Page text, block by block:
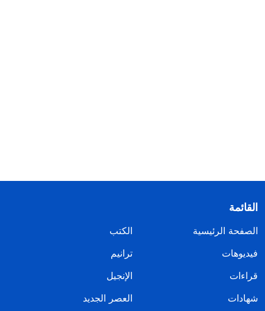
القائمة
الصفحة الرئيسية
الكتب
فيديوهات
ترانيم
قراءات
الإنجيل
شهادات
العصر الجديد